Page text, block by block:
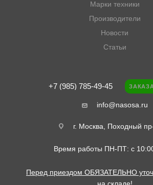
Марки техники
Производители
Новости
Статьи
+7 (985) 785-49-45
info@nasosa.ru
г. Москва, Походный
Время работы ПН-ПТ: с
Перед приездом ОБЯЗАТЕЛЬНО
на складе!